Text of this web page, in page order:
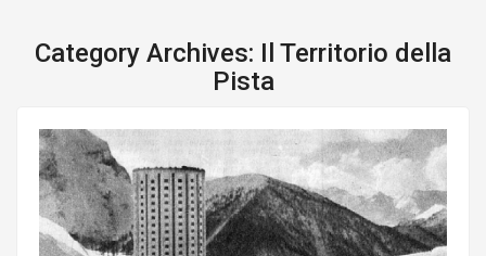
Category Archives: Il Territorio della
Pista